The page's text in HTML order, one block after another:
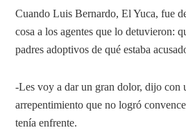
Cuando Luis Bernardo, El Yuca, fue
cosa a los agentes que lo detuvieron:
padres adoptivos de qué estaba
-Les voy a dar un gran dolor, dijo con
arrepentimiento que no logró
tenía enfrente.